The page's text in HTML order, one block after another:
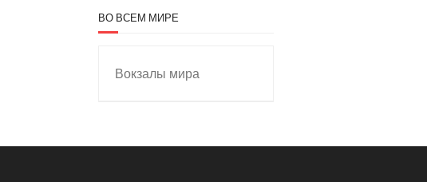
ВО ВСЕМ МИРЕ
Вокзалы мира